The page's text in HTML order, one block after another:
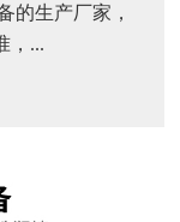
的生产厂家，
，...